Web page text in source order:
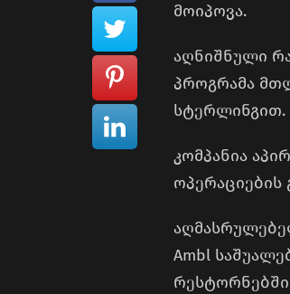
მოიპოვა.
აღნიშნული
პროგრამა
სტერლინგით.
კომპანია
Ambl